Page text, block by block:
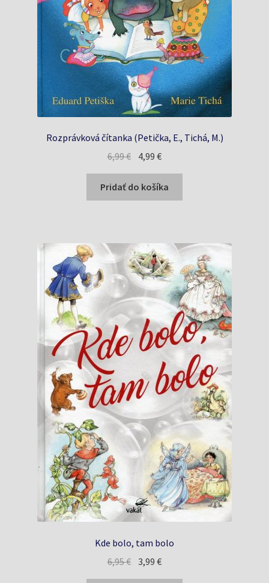
Rozprávková čítanka (Petička, E., Tichá, M.)
6,99€ Pôvodná
cena
bola:
6,99 €.
4,99€Aktuálna
cena
je:
4,99 €.
Pridať do košíka
Kde bolo, tam bolo
6,95€ Pôvodná
3,99€Aktuálna